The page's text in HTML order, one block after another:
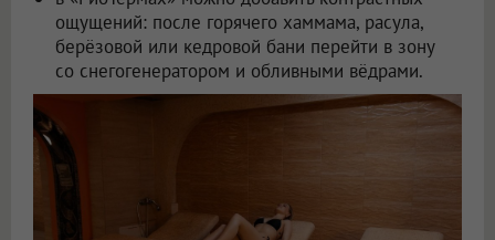
ощущений: после горячего хаммама, расула,
берёзовой или кедровой бани перейти в зону
со снегогенератором и обливными вёдрами.